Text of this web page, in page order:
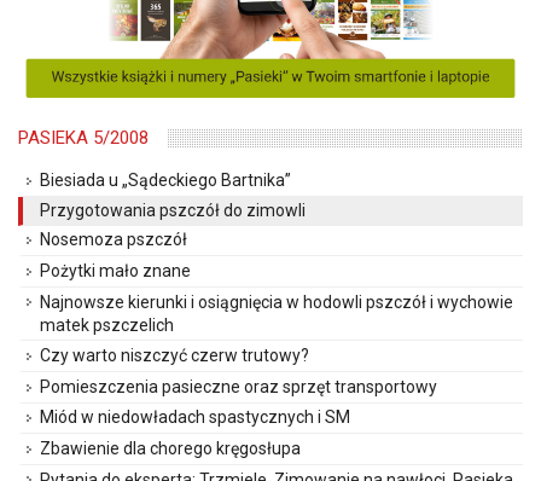
PASIEKA 5/2008
Biesiada u „Sądeckiego Bartnika”
Przygotowania pszczół do zimowli
Nosemoza pszczół
Pożytki mało znane
Najnowsze kierunki i osiągnięcia w hodowli pszczół i wychowie
matek pszczelich
Czy warto niszczyć czerw trutowy?
Pomieszczenia pasieczne oraz sprzęt transportowy
Miód w niedowładach spastycznych i SM
Zbawienie dla chorego kręgosłupa